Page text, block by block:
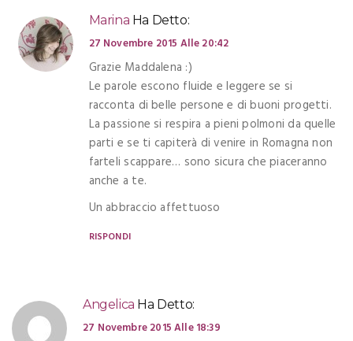
Marina Ha Detto:
27 Novembre 2015 Alle 20:42
Grazie Maddalena :)
Le parole escono fluide e leggere se si
racconta di belle persone e di buoni progetti.
La passione si respira a pieni polmoni da quelle
parti e se ti capiterà di venire in Romagna non
farteli scappare… sono sicura che piaceranno
anche a te.
Un abbraccio affettuoso
RISPONDI
Angelica Ha Detto:
27 Novembre 2015 Alle 18:39